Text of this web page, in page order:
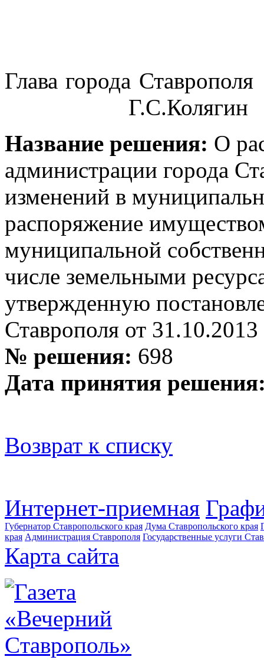
Глава города Ставрополя
Г.С.Колягин
Название решения: О
администрации города
изменений в
распоряжение
муниципальной
числе земельными
утвержденную
Ставрополя от
№ решения: 698
Дата принятия
Возврат к списку
Интернет-приемная
Губернатор Ставропольского края Дума Ставропольского края
края Администрация Ставрополя Государственные услуги
Карта сайта